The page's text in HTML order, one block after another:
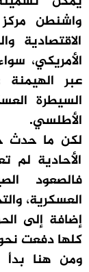
واشنطن
الاقتصادية
الأمريكي،
عبر الهيمنة
السيطرة
الأطلسي.
لكن ما حدث
الأحادية لم
فالصعود
العسكرية،
إضافة إلى
كلها دفعت
ومن هنا